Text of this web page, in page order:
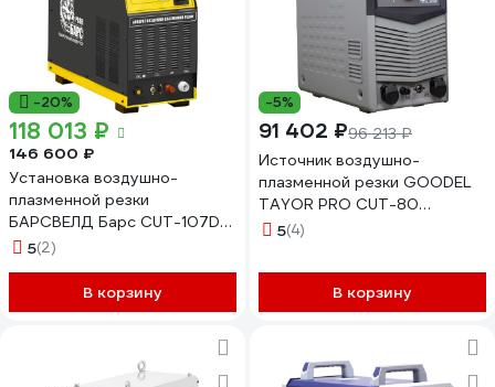
-20%
118 013 ₽
146 600 ₽
Установка воздушно-
плазменной резки
БАРСВЕЛД Барс CUT-107D
380В СВ000007727
5(2)
В корзину
-5%
91 402 ₽96 213 ₽
Источник воздушно-
плазменной резки GOODEL
TAYOR PRO CUT-80
TCU0117
5(4)
В корзину